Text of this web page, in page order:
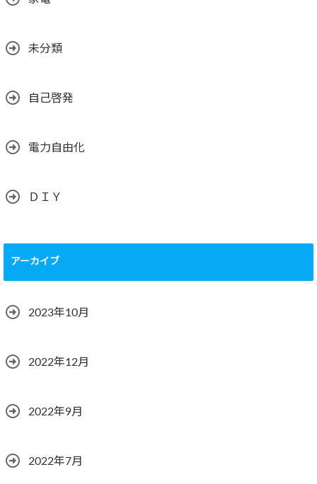
未分類
自己啓発
電力自由化
ＤＩＹ
アーカイブ
2023年10月
2022年12月
2022年9月
2022年7月